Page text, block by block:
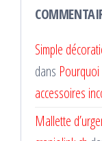
Simple
dans
accessoires
Mallette